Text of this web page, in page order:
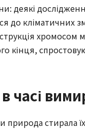
деякі
до кліматичних
хромосом
кінця,
в часі
стирала